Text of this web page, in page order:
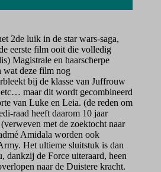
2de luik in de star wars-saga,
eerste film ooit die volledig
Magistrale en haarscherpe
wat deze film nog
bij de klasse van Juffrouw
maar dit wordt gecombineerd
van Luke en Leia. (de reden om
raad heeft daarom 10 jaar
met de zoektocht naar
Amidala worden ook
Het ultieme sluitstuk is dan
dankzij de Force uiteraard, heen
naar de Duistere kracht.